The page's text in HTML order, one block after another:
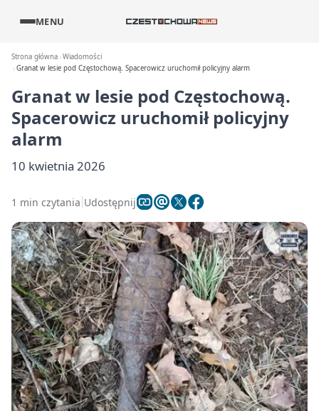
MENU
Strona główna Wiadomości
Granat w lesie pod Częstochową. Spacerowicz uruchomił policyjny alarm
Granat w lesie pod Częstochową.
Spacerowicz uruchomił policyjny
alarm
10 kwietnia 2026
1 min czytania Udostępnij